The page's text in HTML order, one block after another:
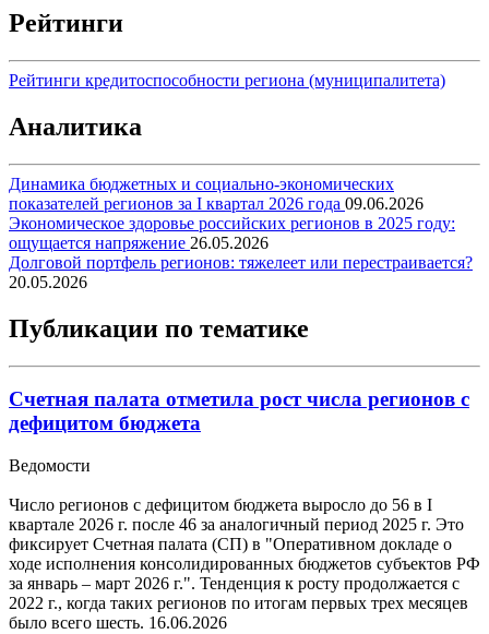
Рейтинги
Рейтинги кредитоспособности региона (муниципалитета)
Аналитика
Динамика бюджетных и социально-экономических
показателей регионов за I квартал 2026 года 09.06.2026
Экономическое здоровье российских регионов в 2025 году:
ощущается напряжение 26.05.2026
Долговой портфель регионов: тяжелеет или перестраивается?
20.05.2026
Публикации по тематике
Счетная палата отметила рост числа регионов с
дефицитом бюджета
Ведомости
Число регионов с дефицитом бюджета выросло до 56 в I
квартале 2026 г. после 46 за аналогичный период 2025 г. Это
фиксирует Счетная палата (СП) в "Оперативном докладе о
ходе исполнения консолидированных бюджетов субъектов РФ
за январь – март 2026 г.". Тенденция к росту продолжается с
2022 г., когда таких регионов по итогам первых трех месяцев
было всего шесть. 16.06.2026